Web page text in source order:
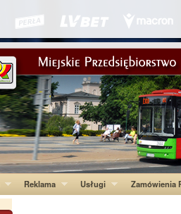
Reklama Usługi Zamówienia